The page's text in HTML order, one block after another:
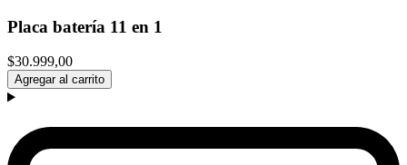
Placa batería 11 en 1
$30.999,00
Agregar al carrito